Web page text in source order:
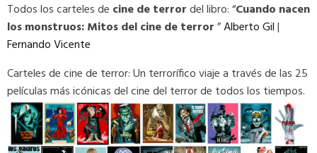
Todos los carteles de cine de terrordel libro: “Cuando nacen
los monstruos: Mitos del cine de terror”Alberto Gil|
Fernando Vicente
Carteles de cine de terror: Un terrorífico viaje a través de las 25
películas más icónicas del cine del terror de todos los tiempos.